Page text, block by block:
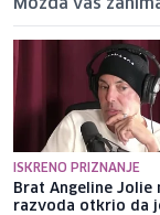
Možda vas
ISKRENO PRIZNANJE
Brat Angeline Jolie
razvoda otkrio da